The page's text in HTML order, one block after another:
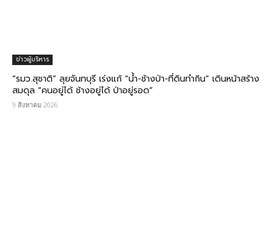
ข่าวผู้บริหาร
“รมว.สุชาติ” ลุยจันทบุรี เร่งแก้ “น้ำ-ช้างป่า-ที่ดินทำกิน” เดินหน้าสร้าง
สมดุล “คนอยู่ได้ ช้างอยู่ได้ ป่าอยู่รอด”
9 สิงหาคม 2026